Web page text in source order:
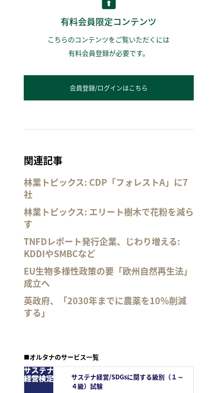
有料会員限定コンテンツ
こちらのコンテンツをご覧いただくには
有料会員登録が必要です。
会員登録/ログインはこちら
関連記事
林業トピックス: CDP「フォレストA」に7
社
林業トピックス: エリート樹木で花粉を減ら
す
TNFDレポート発行企業、じわり増える:
KDDIやSMBCなど
EU生物多様性政策の要「欧州自然再生法」
成立へ
英政府、「2030年までに農薬を10％削減
する」
■オルタナのサービス一覧
サステナ経営/SDGsに関する級別（１～
４級）試験